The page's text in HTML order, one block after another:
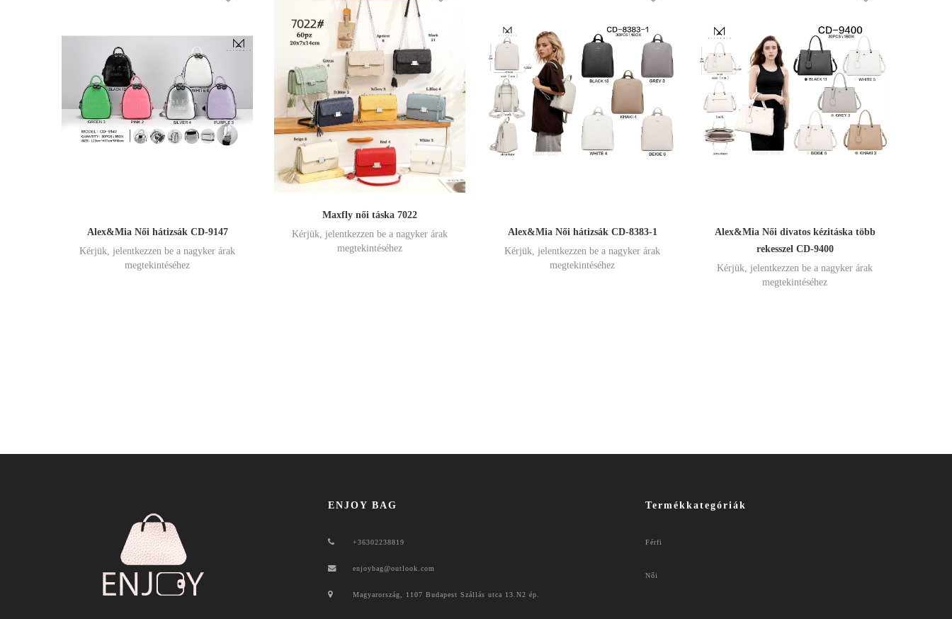
Alex&Mia Női hátizsák CD-9147
Kérjük, jelentkezzen be a nagyker árak
megtekintéséhez
Maxfly női táska 7022
Kérjük, jelentkezzen be a nagyker árak
megtekintéséhez
Alex&Mia Női hátizsák CD-8383-1
Kérjük, jelentkezzen be a nagyker árak
megtekintéséhez
Alex&Mia Női divatos kézitáska több
rekesszel CD-9400
Kérjük, jelentkezzen be a nagyker árak
megtekintéséhez
ENJOY BAG
+36302238819
enjoybag@outlook.com
Magyarország, 1107 Budapest Szállás utca 13.N2 ép.
Termékkategóriák
Férfi
Női